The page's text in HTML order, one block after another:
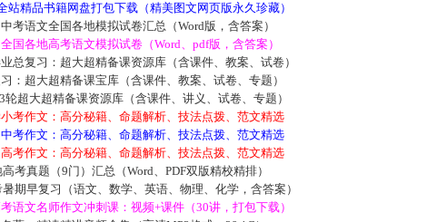
站精品书籍网盘打包下载（精美图文网页版永久珍藏）
考语文全国各地模拟试卷汇总（Word版，含答案）
国各地高考语文模拟试卷（Word、pdf版，含答案）
总复习：超大超精备课资源库（含课件、教案、试卷）
：超大超精备课宝库（含课件、教案、试卷、专题）
轮超大超精备课资源库（含课件、讲义、试卷、专题）
考作文：高分秘籍、命题解析、技法点拨、范文精选
考作文：高分秘籍、命题解析、技法点拨、范文精选
考作文：高分秘籍、命题解析、技法点拨、范文精选
考真题（9门）汇总（Word、PDF双版精校精排）
期早复习（语文、数学、英语、物理、化学，含答案）
语文名师作文冲刺课：视频+课件（30讲，打包下载）